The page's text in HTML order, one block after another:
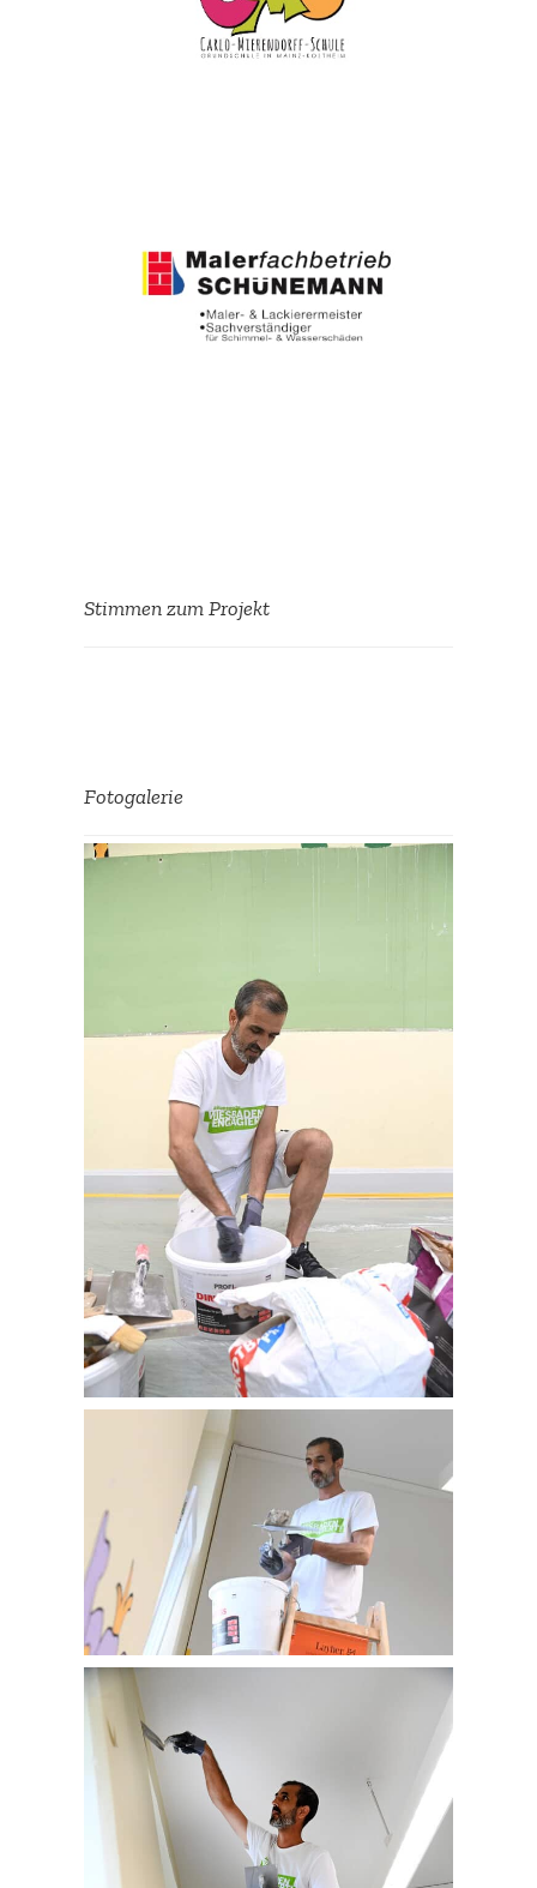
Stimmen zum Projekt
Carlo-Mierendorff-Schule
oder anderen Einrich­
tungen im Rahmen von
tätig zu sein. Wir werden
nächsten Jahr mit Rat und
Tat zur Seite zu stehen!
Ronny Schünemann
Maler­fach­be­trieb
Schünemann
Fotoga­lerie